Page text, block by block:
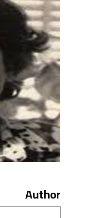
Author